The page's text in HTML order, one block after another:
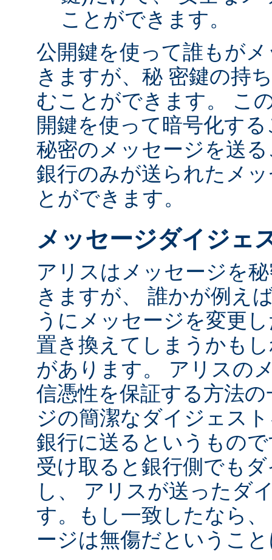
ことができます。
公開鍵を使って誰もが
きますが、秘 密鍵の持
むことができます。 こ
開鍵を使って暗号化す
秘密のメッセージを送
銀行のみが送られたメ
とができます。
メッセージダイジェ
アリスはメッセージを
きますが、 誰かが例え
うにメッセージを変更
置き換えてしまうかも
があります。 アリスの
信憑性を保証する方法
ジの簡潔なダイジェス
銀行に送るというもの
受け取ると銀行側でも
し、 アリスが送ったダ
す。もし一致したなら
ージは無傷だというこ